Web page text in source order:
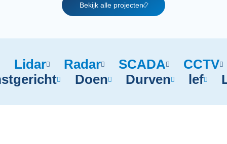
Bekijk alle projecten
Lidar Radar SCADA
CCTV
Doen Durven lef